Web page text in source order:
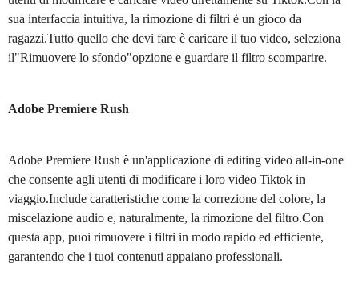
sua interfaccia intuitiva, la rimozione di filtri è un gioco da
ragazzi.Tutto quello che devi fare è caricare il tuo video, seleziona
il"Rimuovere lo sfondo"opzione e guardare il filtro scomparire.
Adobe Premiere Rush
Adobe Premiere Rush è un'applicazione di editing video all-in-one
che consente agli utenti di modificare i loro video Tiktok in
viaggio.Include caratteristiche come la correzione del colore, la
miscelazione audio e, naturalmente, la rimozione del filtro.Con
questa app, puoi rimuovere i filtri in modo rapido ed efficiente,
garantendo che i tuoi contenuti appaiano professionali.